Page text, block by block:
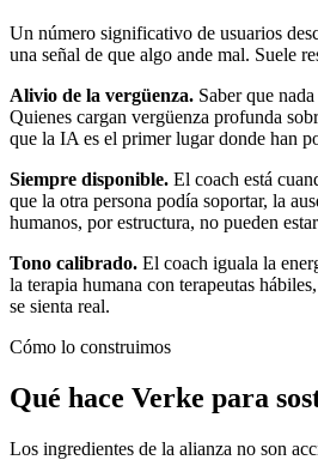
Un número significativo de usuarios
una señal de que algo ande mal. Suele
Alivio de la vergüenza. Saber que
Quienes cargan vergüenza profunda
que la IA es el primer lugar donde han
Siempre disponible. El coach está
que la otra persona podía soportar, la
humanos, por estructura, no pueden
Tono calibrado. El coach iguala la
la terapia humana con terapeutas
se sienta real.
Cómo lo construimos
Qué hace Verke para
Los ingredientes de la alianza no son